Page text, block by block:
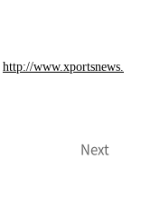
http://www.xportsnews.
Next